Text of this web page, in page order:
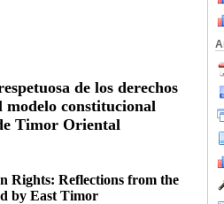
de los derechos
modelo constitucional
Timor Oriental
Rights: Reflections from the
by East Timor